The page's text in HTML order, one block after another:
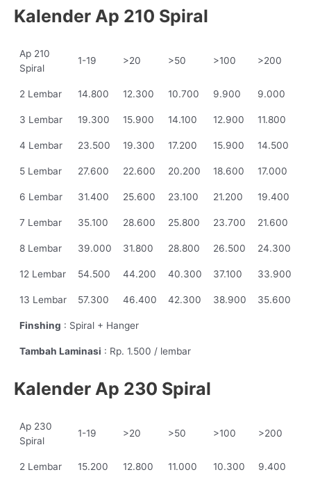
Kalender Ap 210 Spiral
Ap 210
Spiral
1-19 >20 >50 >100 >200
2 Lembar 14.800 12.300 10.700 9.900 9.000
3 Lembar 19.300 15.900 14.100 12.900 11.800
4 Lembar 23.500 19.300 17.200 15.900 14.500
5 Lembar 27.600 22.600 20.200 18.600 17.000
6 Lembar 31.400 25.600 23.100 21.200 19.400
7 Lembar 35.100 28.600 25.800 23.700 21.600
8 Lembar 39.000 31.800 28.800 26.500 24.300
12 Lembar 54.500 44.200 40.300 37.100 33.900
13 Lembar 57.300 46.400 42.300 38.900 35.600
Finshing : Spiral + Hanger
Tambah Laminasi : Rp. 1.500 / lembar
Kalender Ap 230 Spiral
Ap 230
Spiral
1-19 >20 >50 >100 >200
2 Lembar 15.200 12.800 11.000 10.300 9.400